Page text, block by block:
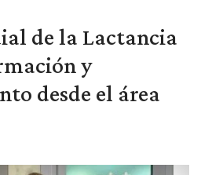
de la Lactancia
y
desde el área